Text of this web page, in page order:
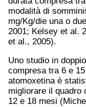
modalità di
mg/Kg/die una o
2001; Kelsey et al.
et al., 2005).
Uno studio in
compresa tra 6 e
atomoxetina è
migliorare il quadro
12 e 18 mesi